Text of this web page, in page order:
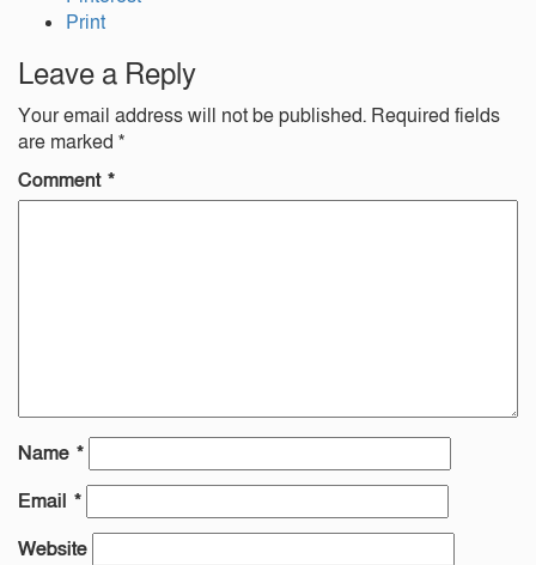
Print
Leave a Reply
Your email address will not be published. Required fields
are marked *
Comment *
Name *
Email *
Website